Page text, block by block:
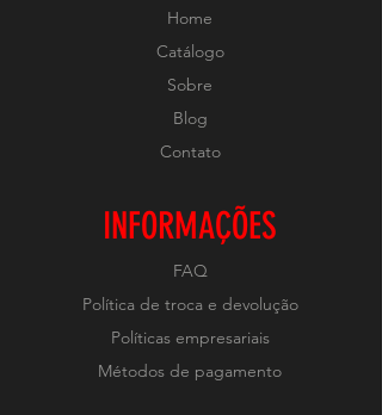
Home
Catálogo
Sobre
Blog
Contato
INFORMAÇÕES
FAQ
Política de troca e devolução
Políticas empresariais
Métodos de pagamento